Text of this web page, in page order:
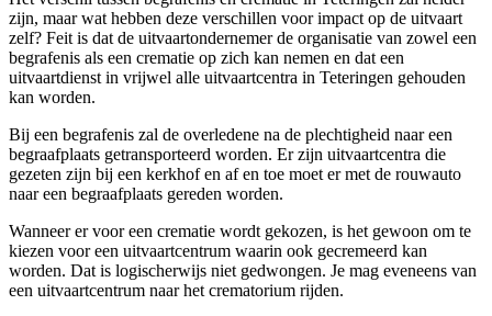
zijn, maar wat hebben deze verschillen voor impact op de uitvaart
zelf? Feit is dat de uitvaartondernemer de organisatie van zowel een
begrafenis als een crematie op zich kan nemen en dat een
uitvaartdienst in vrijwel alle uitvaartcentra in Teteringen gehouden
kan worden.
Bij een begrafenis zal de overledene na de plechtigheid naar een
begraafplaats getransporteerd worden. Er zijn uitvaartcentra die
gezeten zijn bij een kerkhof en af en toe moet er met de rouwauto
naar een begraafplaats gereden worden.
Wanneer er voor een crematie wordt gekozen, is het gewoon om te
kiezen voor een uitvaartcentrum waarin ook gecremeerd kan
worden. Dat is logischerwijs niet gedwongen. Je mag eveneens van
een uitvaartcentrum naar het crematorium rijden.